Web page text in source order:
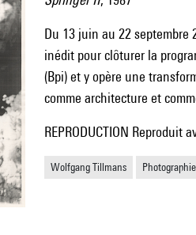
Du 13 juin au 22
inédit pour clôturer la
(Bpi) et y opère une
comme architecture et
REPRODUCTION
Wolfgang Tillmans Photographie